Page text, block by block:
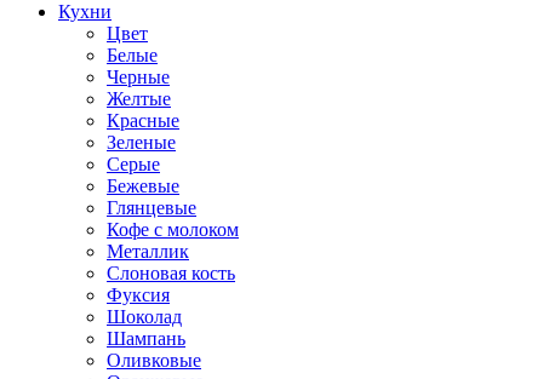
Кухни
Цвет
Белые
Черные
Желтые
Красные
Зеленые
Серые
Бежевые
Глянцевые
Кофе с молоком
Металлик
Слоновая кость
Фуксия
Шоколад
Шампань
Оливковые